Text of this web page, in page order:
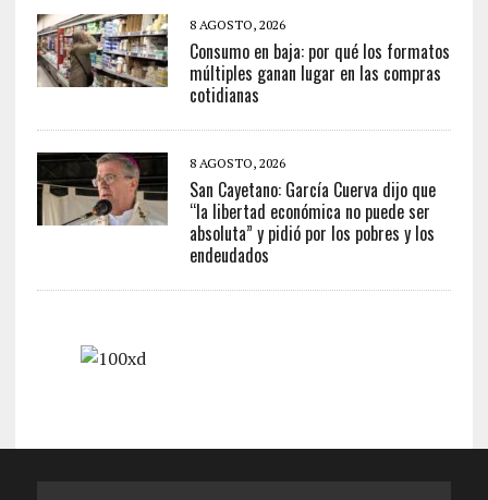
8 AGOSTO, 2026
Consumo en baja: por qué los formatos
múltiples ganan lugar en las compras
cotidianas
8 AGOSTO, 2026
San Cayetano: García Cuerva dijo que
“la libertad económica no puede ser
absoluta” y pidió por los pobres y los
endeudados